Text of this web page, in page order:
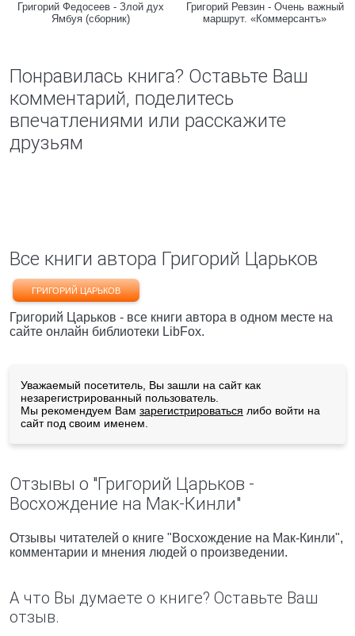
Григорий Федосеев - Злой дух
Ямбуя (сборник)
Григорий Ревзин - Очень важный
маршрут. «Коммерсантъ»
Понравилась книга? Оставьте Ваш
комментарий, поделитесь
впечатлениями или расскажите
друзьям
Все книги автора Григорий Царьков
ГРИГОРИЙ ЦАРЬКОВ
Григорий Царьков - все книги автора в одном месте на
сайте онлайн библиотеки LibFox.
Уважаемый посетитель, Вы зашли на сайт как
незарегистрированный пользователь.
Мы рекомендуем Вам зарегистрироваться либо войти на
сайт под своим именем.
Отзывы о "Григорий Царьков -
Восхождение на Мак-Кинли"
Отзывы читателей о книге "Восхождение на Мак-Кинли",
комментарии и мнения людей о произведении.
А что Вы думаете о книге? Оставьте Ваш
отзыв.